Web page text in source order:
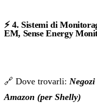
⚡ 4. Sistemi di
EM, Sense Energy
🔗 Dove trovarli:
Amazon (per Shelly)